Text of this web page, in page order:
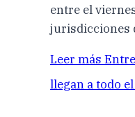
entre el
jurisdicciones
Leer más
llegan a todo